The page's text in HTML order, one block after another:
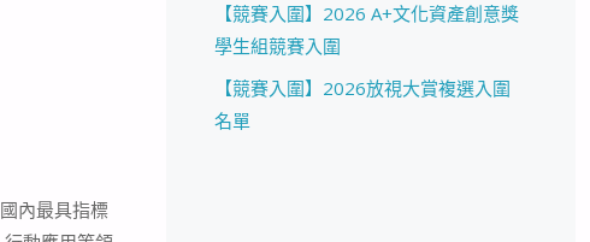
內最具指標
【競賽入圍】2026 A+文化資產創意獎
學生組競賽入圍
【競賽入圍】2026放視大賞複選入圍
名單